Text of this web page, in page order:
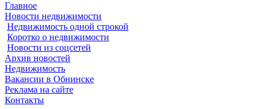
Главное
Новости недвижимости
Недвижимость одной строкой
Коротко о недвижимости
Новости из соцсетей
Архив новостей
Недвижимость
Вакансии в Обнинске
Реклама на сайте
Контакты